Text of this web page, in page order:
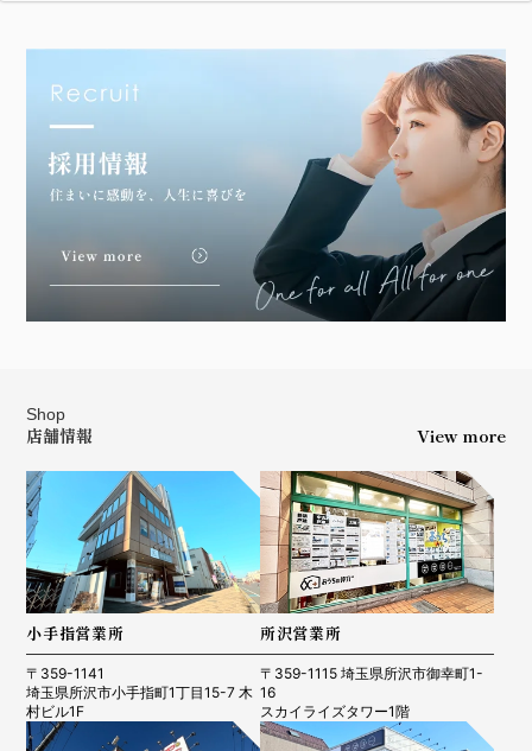
Shop
店舗情報 View more
小手指営業所
〒359-1141
埼玉県所沢市小手指町1丁目15-7 木
村ビル1F
所沢営業所
〒359-1115 埼玉県所沢市御幸町1-
16
スカイライズタワー1階